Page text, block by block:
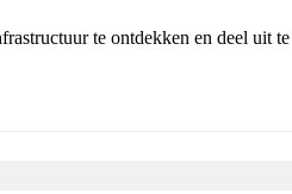
te ontdekken en deel uit